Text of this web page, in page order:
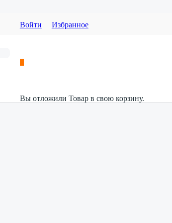
Войти Избранное
Вы отложили Товарв свою корзину.